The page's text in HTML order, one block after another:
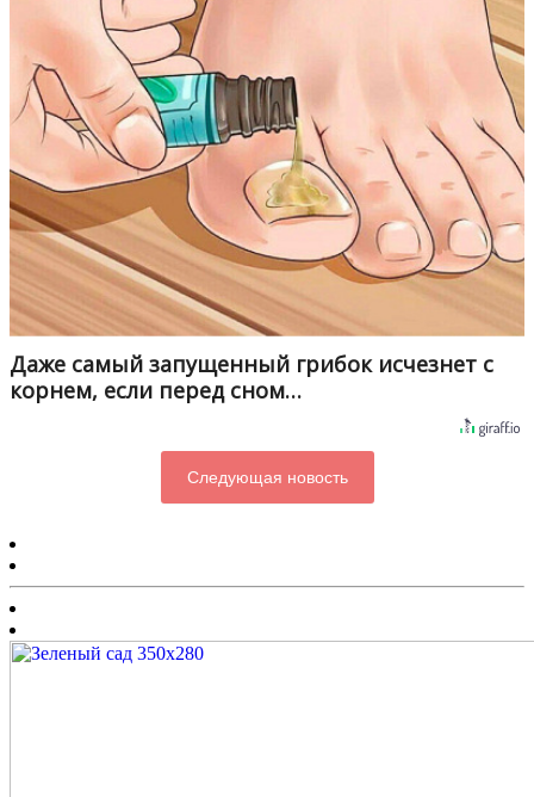
Даже самый запущенный грибок исчезнет с
корнем, если перед сном…
Следующая новость